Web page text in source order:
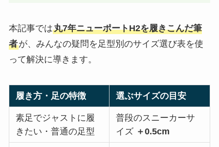
本記事では丸7年ニューポートH2を履きこんだ筆
者が、みんなの疑問を足型別のサイズ選び表を使
って解決に導きます。
履き方・足の特徴 選ぶサイズの目安
素足でジャストに履
きたい・普通の足型
普段のスニーカーサ
イズ ＋0.5cm